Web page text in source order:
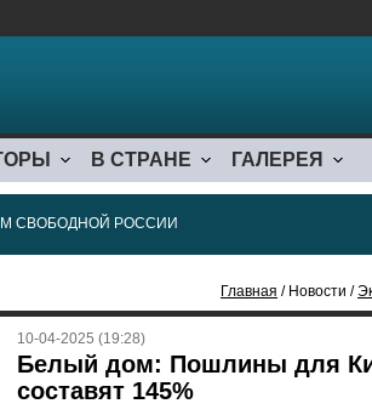
В СТРАНЕ ГАЛЕРЕЯ
СВОБОДНОЙ РОССИИ
Главная / Новости /
10-04-2025 (19:28)
Белый дом: Пошлины для
составят 145%